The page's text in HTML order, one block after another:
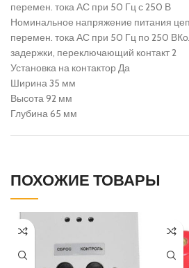
перемен. тока АС при 50 Гц с250 В
Номинальное напряжение питания
перемен. тока АС при 50 Гц по 250
задержки, переключающий контакт2
Установка на контакторДа
Ширина35 мм
Высота92 мм
Глубина65 мм
ПОХОЖИЕ ТОВАРЫ